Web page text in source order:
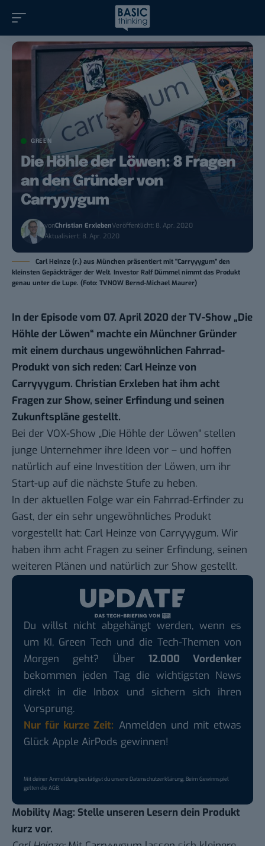
GREEN
Die Höhle der Löwen: 8 Fragen
an den Gründer von
Carryyygum
vonChristian ErxlebenVeröffentlicht: 8. Apr. 2020
Aktualisiert: 8. Apr. 2020
Carl Heinze (r.) aus München präsentiert mit "Carryyygum" den
kleinsten Gepäckträger der Welt. Investor Ralf Dümmel nimmt das Produkt
genau unter die Lupe. (Foto: TVNOW Bernd-Michael Maurer)
In der Episode vom 07. April 2020 der TV-Show „Die
Höhle der Löwen“ machte ein Münchner Gründer
mit einem durchaus ungewöhnlichen Fahrrad-
Produkt von sich reden: Carl Heinze von
Carryyygum. Christian Erxleben hat ihm acht
Fragen zur Show, seiner Erfindung und seinen
Zukunftspläne gestellt.
Bei der VOX-Show „Die Höhle der Löwen“ stellen
junge Unternehmer ihre Ideen vor – und hoffen
natürlich auf eine Investition der Löwen, um ihr
Start-up auf die nächste Stufe zu heben.
In der aktuellen Folge war ein Fahrrad-Erfinder zu
Gast, der ein sehr ungewöhnliches Produkt
vorgestellt hat: Carl Heinze von Carryyygum. Wir
haben ihm acht Fragen zu seiner Erfindung, seinen
weiteren Plänen und natürlich zur Show gestellt.
Du willst nicht abgehängt werden, wenn es
um KI, Green Tech und die Tech-Themen von
Morgen geht? Über 12.000 Vordenker
bekommen jeden Tag die wichtigsten News
direkt in die Inbox und sichern sich ihren
Vorsprung.
Nur für kurze Zeit: Anmelden und mit etwas
Glück Apple AirPods gewinnen!
Mit deiner Anmeldung bestätigst du unsereDatenschutzerklärung. Beim Gewinnspiel
gelten dieAGB.
Mobility Mag: Stelle unseren Lesern dein Produkt
kurz vor.